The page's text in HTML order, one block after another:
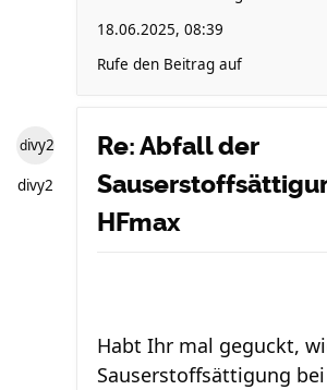
18.06.2025, 08:39
Rufe den Beitrag auf
divy2
divy2
Re: Abfall der
HFmax
Habt Ihr mal geguckt,
Sauserstoffsättigung